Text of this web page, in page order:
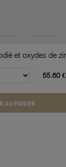
55.60 €
AU PANIER